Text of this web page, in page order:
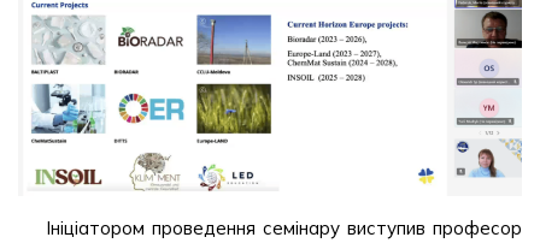
Ініціатором проведення семінару виступив професор